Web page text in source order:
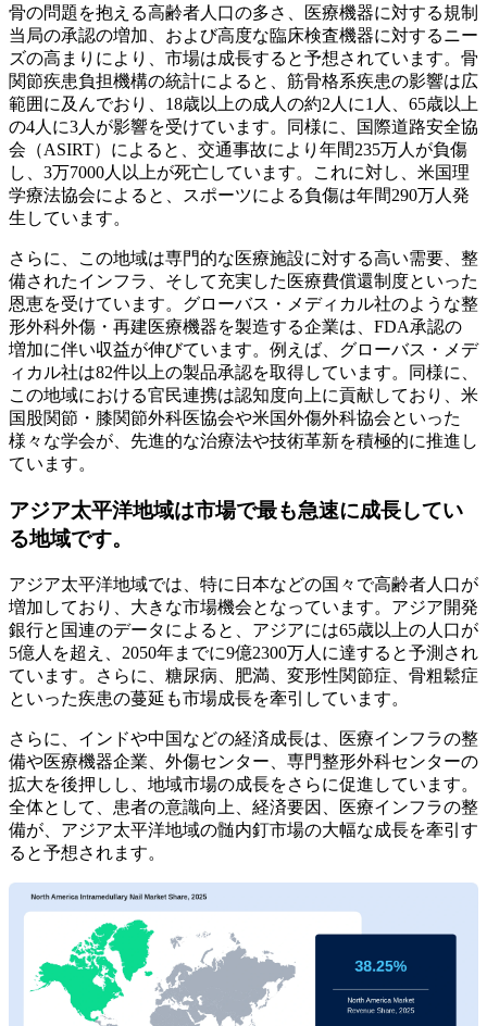
骨の問題を抱える高齢者人口の多さ、医療機器に対する規制
当局の承認の増加、および高度な臨床検査機器に対するニー
ズの高まりにより、市場は成長すると予想されています。骨
関節疾患負担機構の統計によると、筋骨格系疾患の影響は広
範囲に及んでおり、18歳以上の成人の約2人に1人、65歳以上
の4人に3人が影響を受けています。同様に、国際道路安全協
会（ASIRT）によると、交通事故により年間235万人が負傷
し、3万7000人以上が死亡しています。これに対し、米国理
学療法協会によると、スポーツによる負傷は年間290万人発
生しています。
さらに、この地域は専門的な医療施設に対する高い需要、整
備されたインフラ、そして充実した医療費償還制度といった
恩恵を受けています。グローバス・メディカル社のような整
形外科外傷・再建医療機器を製造する企業は、FDA承認の
増加に伴い収益が伸びています。例えば、グローバス・メデ
ィカル社は82件以上の製品承認を取得しています。同様に、
この地域における官民連携は認知度向上に貢献しており、米
国股関節・膝関節外科医協会や米国外傷外科協会といった
様々な学会が、先進的な治療法や技術革新を積極的に推進し
ています。
アジア太平洋地域は市場で最も急速に成長してい
る地域です。
アジア太平洋地域では、特に日本などの国々で高齢者人口が
増加しており、大きな市場機会となっています。アジア開発
銀行と国連のデータによると、アジアには65歳以上の人口が
5億人を超え、2050年までに9億2300万人に達すると予測され
ています。さらに、糖尿病、肥満、変形性関節症、骨粗鬆症
といった疾患の蔓延も市場成長を牽引しています。
さらに、インドや中国などの経済成長は、医療インフラの整
備や医療機器企業、外傷センター、専門整形外科センターの
拡大を後押しし、地域市場の成長をさらに促進しています。
全体として、患者の意識向上、経済要因、医療インフラの整
備が、アジア太平洋地域の髄内釘市場の大幅な成長を牽引す
ると予想されます。